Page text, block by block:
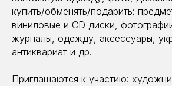
купить/обменять/подарить:
виниловые и CD диски,
журналы, одежду, аксессуары,
антиквариат и др.
Приглашаются к участию: